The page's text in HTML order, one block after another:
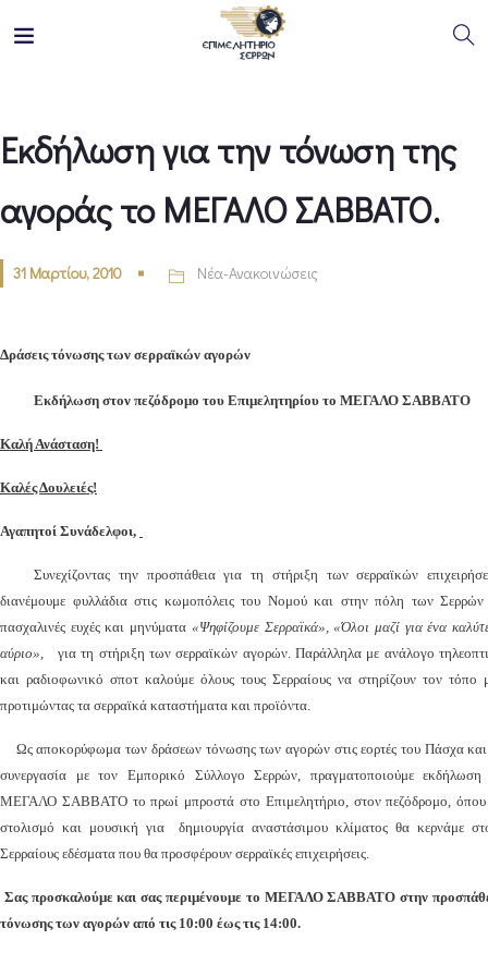
Eκδήλωση για την τόνωση της
αγοράς το ΜΕΓΑΛΟ ΣΑΒΒΑΤΟ.
31 Μαρτίου, 2010 Νέα-Ανακοινώσεις
Δράσεις τόνωσης των σερραϊκών αγορών
Εκδήλωση στον πεζόδρομο του Επιμελητηρίου το ΜΕΓΑΛΟ ΣΑΒΒΑΤΟ
Καλή Ανάσταση!
Καλές Δουλειές!
Αγαπητοί Συνάδελφοι,
Συνεχίζοντας την προσπάθεια για τη στήριξη των σερραϊκών
διανέμουμε φυλλάδια στις κωμοπόλεις του Νομού και στην πόλη των
πασχαλινές ευχές και μηνύματα «Ψηφίζουμε Σερραϊκά», «Όλοι μαζί για ένα
αύριο»,
για τη στήριξη των σερραϊκών αγορών. Παράλληλα με ανάλογο
και ραδιοφωνικό σποτ καλούμε όλους τους Σερραίους να στηρίζουν τον τόπο
προτιμώντας τα σερραϊκά καταστήματα και προϊόντα.
Ως αποκορύφωμα των δράσεων τόνωσης των αγορών στις εορτές του Πάσχα
συνεργασία με τον Εμπορικό Σύλλογο Σερρών, πραγματοποιούμε εκδήλωση
ΜΕΓΑΛΟ ΣΑΒΒΑΤΟ το πρωί μπροστά στο Επιμελητήριο, στον πεζόδρομο, όπου
στολισμό και μουσική για δημιουργία αναστάσιμου κλίματος θα κερνάμε
Σερραίους εδέσματα που θα προσφέρουν σερραϊκές επιχειρήσεις.
Σας προσκαλούμε και σας περιμένουμε το ΜΕΓΑΛΟ ΣΑΒΒΑΤΟ στην
τόνωσης των αγορών από τις 10:00 έως τις 14:00.